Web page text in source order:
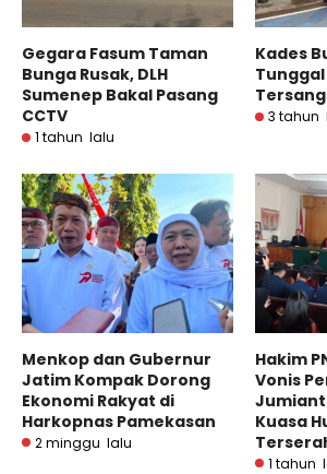
Gegara Fasum Taman
Bunga Rusak, DLH
Sumenep Bakal Pasang
CCTV
1 tahun lalu
Kades
3 tahun
Menkop dan Gubernur
Jatim Kompak Dorong
Ekonomi Rakyat di
Harkopnas Pamekasan
2 minggu lalu
Hakim
Vonis
Kuasa
1 tahun